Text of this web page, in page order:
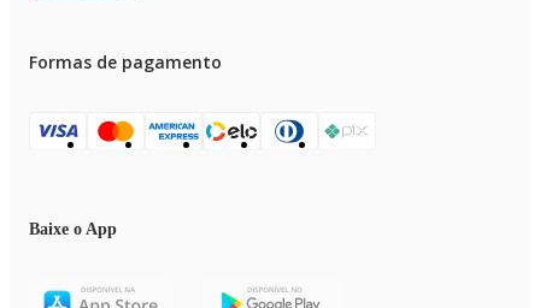
Formas de pagamento
Baixe o App